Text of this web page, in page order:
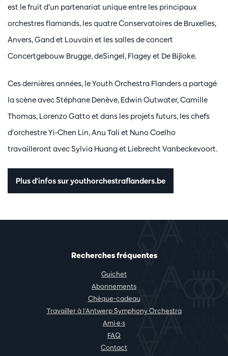
est le fruit d’un partenariat unique entre les principaux
orchestres flamands, les quatre Conservatoires de Bruxelles,
Anvers, Gand et Louvain et les salles de concert
Concertgebouw Brugge, deSingel, Flagey et De Bijloke.
Ces dernières années, le Youth Orchestra Flanders a partagé
la scène avec Stéphane Denève, Edwin Outwater, Camille
Thomas, Lorenzo Gatto et dans les projets futurs, les chefs
d’orchestre Yi-Chen Lin, Anu Tali et Nuno Coelho
travailleront avec Sylvia Huang et Liebrecht Vanbeckevoort.
Plus d'infos sur youthorchestraflanders.be
Recherches fréquentes
Guichet
Abonnements
Chèque-cadeau
Travailler à l'Antwerp Symphony Orchestra
Ami·e·s
FAQ
Contact